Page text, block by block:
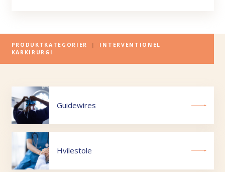
PRODUKTKATEGORIER |
INTERVENTIONEL
KARKIRURGI
Guidewires
Hvilestole